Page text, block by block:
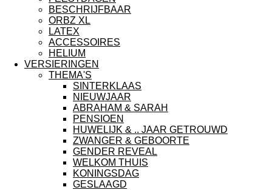
BESCHRIJFBAAR
ORBZ XL
LATEX
ACCESSOIRES
HELIUM
VERSIERINGEN
THEMA'S
SINTERKLAAS
NIEUWJAAR
ABRAHAM & SARAH
PENSIOEN
HUWELIJK & .. JAAR GETROUWD
ZWANGER & GEBOORTE
GENDER REVEAL
WELKOM THUIS
KONINGSDAG
GESLAAGD